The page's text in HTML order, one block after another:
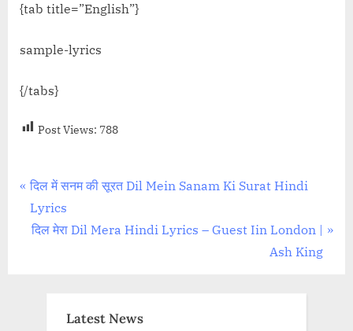
{tab title=”English”}
sample-lyrics
{/tabs}
Post Views: 788
Post
navigation
P
r
e
दिल में सनम की सूरत Dil Mein Sanam Ki Surat Hindi
Lyrics
N
दिल मेरा Dil Mera Hindi Lyrics – Guest Iin London |
Ash King
Latest News